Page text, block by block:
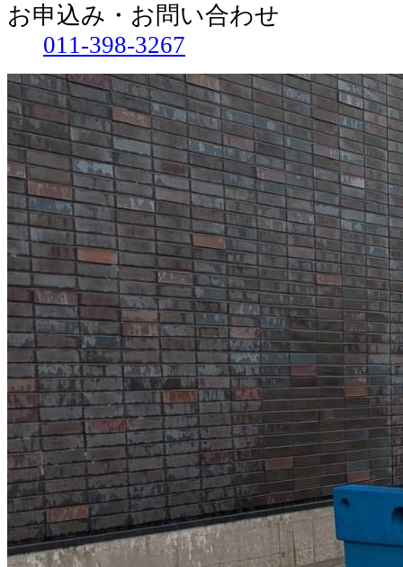
お申込み・お問い合わせ
011‐398‐3267